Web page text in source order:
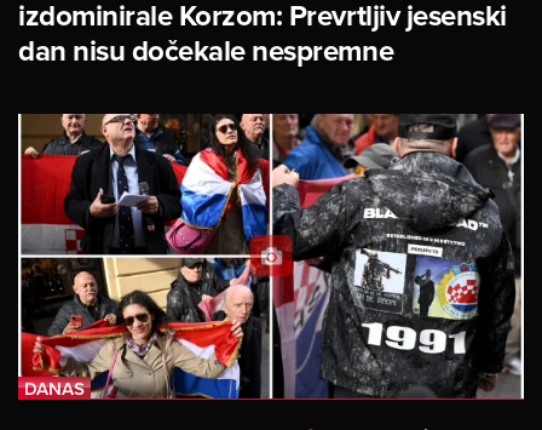
izdominirale Korzom: Prevrtljiv jesenski
dan nisu dočekale nespremne